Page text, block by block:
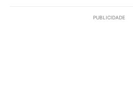
PUBLICIDADE